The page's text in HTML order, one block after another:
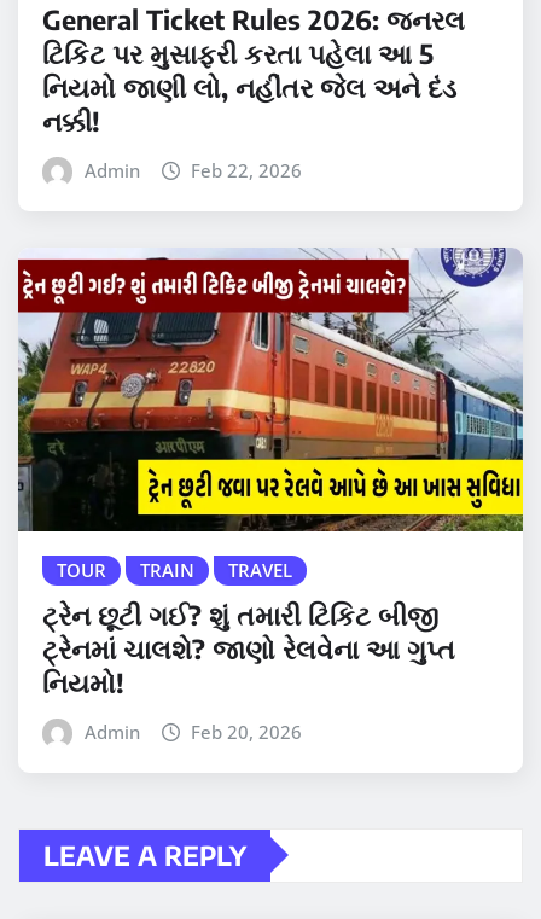
General Ticket Rules 2026: જનરલ
ટિકિટ પર મુસાફરી કરતા પહેલા આ 5
નિયમો જાણી લો, નહીંતર જેલ અને દંડ
નક્કી!
Admin Feb 22, 2026
TOUR TRAIN TRAVEL
ટ્રેન છૂટી ગઈ? શું તમારી ટિકિટ બીજી
ટ્રેનમાં ચાલશે? જાણો રેલવેના આ ગુપ્ત
નિયમો!
Admin Feb 20, 2026
LEAVE A REPLY